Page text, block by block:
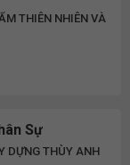
THIÊN NHIÊN VÀ
Sự
DỰNG THÙY ANH